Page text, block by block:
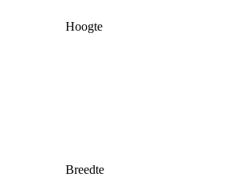
Hoogte
Breedte